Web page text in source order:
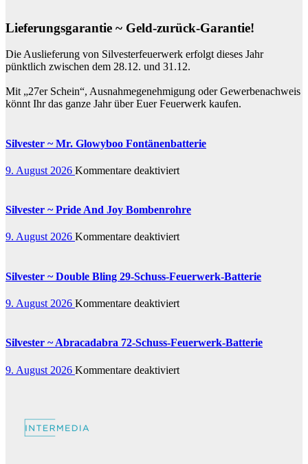
Lieferungsgarantie ~ Geld-zurück-Garantie!
Die Auslieferung von Silvesterfeuerwerk erfolgt dieses Jahr
pünktlich zwischen dem 28.12. und 31.12.
Mit „27er Schein“, Ausnahmegenehmigung oder Gewerbenachweis
könnt Ihr das ganze Jahr über Euer Feuerwerk kaufen.
Silvester ~ Mr. Glowyboo Fontänenbatterie
9. August 2026 Kommentare deaktiviertfür
Mr.
Silvester ~ Pride And Joy Bombenrohre
9. August 2026 Kommentare deaktiviertfür
Pride
And
Bombenrohre
Silvester ~ Double Bling 29-Schuss-Feuerwerk-Batterie
9. August 2026 Kommentare deaktiviertfür
Double
Schuss-
Silvester ~ Abracadabra 72-Schuss-Feuerwerk-Batterie
9. August 2026 Kommentare deaktiviertfür